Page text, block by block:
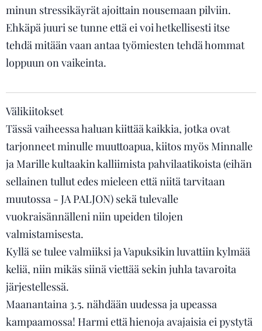
minun stressikäyrät ajoittain nousemaan pilviin.
Ehkäpä juuri se tunne että ei voi hetkellisesti itse
tehdä mitään vaan antaa työmiesten tehdä hommat
loppuun on vaikeinta.
Välikiitokset
Tässä vaiheessa haluan kiittää kaikkia, jotka ovat
tarjonneet minulle muuttoapua, kiitos myös Minnalle
ja Marille kultaakin kalliimista pahvilaatikoista (eihän
sellainen tullut edes mieleen että niitä tarvitaan
muutossa - JA PALJON) sekä tulevalle
vuokraisännälleni niin upeiden tilojen
valmistamisesta.
Kyllä se tulee valmiiksi ja Vapuksikin luvattiin kylmää
keliä, niin mikäs siinä viettää sekin juhla tavaroita
järjestellessä.
Maanantaina 3.5. nähdään uudessa ja upeassa
kampaamossa! Harmi että hienoja avajaisia ei pystytä